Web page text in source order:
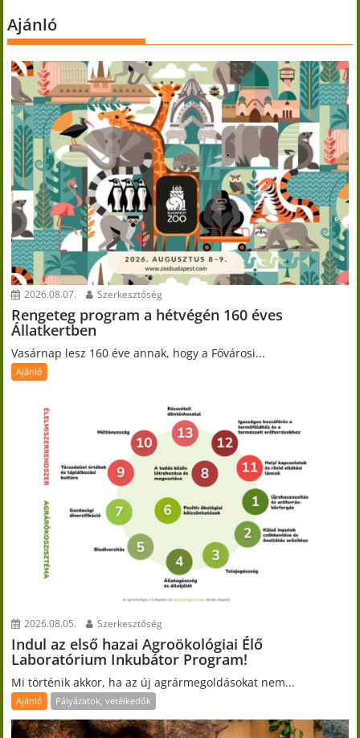
Ajánló
2026.08.07. Szerkesztőség
Rengeteg program a hétvégén 160 éves
Állatkertben
Vasárnap lesz 160 éve annak, hogy a Fővárosi...
Ajánló
2026.08.05. Szerkesztőség
Indul az első hazai Agroökológiai Élő
Laboratórium Inkubátor Program!
Mi történik akkor, ha az új agrármegoldásokat nem...
Ajánló Pályázatok, vetélkedők